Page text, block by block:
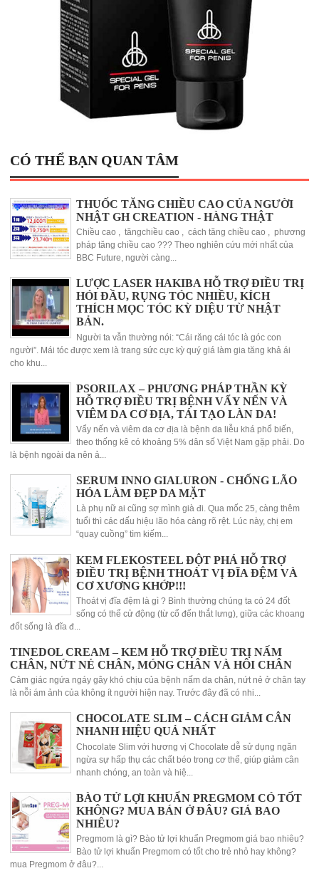
CÓ THỂ BẠN QUAN TÂM
THUỐC TĂNG CHIỀU CAO CỦA NGƯỜI
NHẬT GH CREATION - HÀNG THẬT
Chiều cao , tăngchiều cao , cách tăng chiều cao , phương
pháp tăng chiều cao ??? Theo nghiên cứu mới nhất của
BBC Future, người càng...
LƯỢC LASER HAKIBA HỖ TRỢ ĐIỀU TRỊ
HÓI ĐẦU, RỤNG TÓC NHIỀU, KÍCH
THÍCH MỌC TÓC KỲ DIỆU TỪ NHẬT
BẢN.
Người ta vẫn thường nói: “Cái răng cái tóc là góc con
người”. Mái tóc được xem là trang sức cực kỳ quý giá làm gia tăng khả ái
cho khu...
PSORILAX – PHƯƠNG PHÁP THẦN KỲ
HỖ TRỢ ĐIỀU TRỊ BỆNH VẨY NẾN VÀ
VIÊM DA CƠ ĐỊA, TÁI TẠO LÀN DA!
Vẩy nến và viêm da cơ địa là bệnh da liễu khá phổ biến,
theo thống kê có khoảng 5% dân số Việt Nam gặp phải. Do
là bệnh ngoài da nên ả...
SERUM INNO GIALURON - CHỐNG LÃO
HÓA LÀM ĐẸP DA MẶT
Là phụ nữ ai cũng sợ mình già đi. Qua mốc 25, càng thêm
tuổi thì các dấu hiệu lão hóa càng rõ rệt. Lúc này, chị em
“quay cuồng” tìm kiếm...
KEM FLEKOSTEEL ĐỘT PHÁ HỖ TRỢ
ĐIỀU TRỊ BỆNH THOÁT VỊ ĐĨA ĐỆM VÀ
CƠ XƯƠNG KHỚP!!!
Thoát vị đĩa đệm là gì ? Bình thường chúng ta có 24 đốt
sống có thể cử động (từ cổ đến thắt lưng), giữa các khoang
đốt sống là đĩa đ...
TINEDOL CREAM – KEM HỖ TRỢ ĐIỀU TRỊ NẤM
CHÂN, NỨT NẺ CHÂN, MÓNG CHÂN VÀ HÔI CHÂN
Cảm giác ngứa ngáy gây khó chịu của bệnh nấm da chân, nứt nẻ ở chân tay
là nỗi ám ảnh của không ít người hiện nay. Trước đây đã có nhi...
CHOCOLATE SLIM – CÁCH GIẢM CÂN
NHANH HIỆU QUẢ NHẤT
Chocolate Slim với hương vị Chocolate dễ sử dụng ngăn
ngừa sự hấp thụ các chất béo trong cơ thể, giúp giảm cân
nhanh chóng, an toàn và hiệ...
BÀO TỬ LỢI KHUẨN PREGMOM CÓ TỐT
KHÔNG? MUA BÁN Ở ĐÂU? GIÁ BAO
NHIÊU?
Pregmom là gì? Bào tử lợi khuẩn Pregmom giá bao nhiêu?
Bào tử lợi khuẩn Pregmom có tốt cho trẻ nhỏ hay không?
mua Pregmom ở đâu?...